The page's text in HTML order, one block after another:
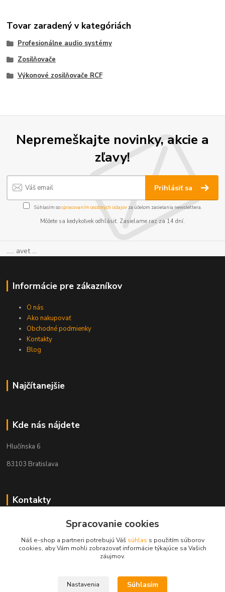
Tovar zaradený v kategóriách
Profesionálne audio systémy
Zosilňovače
Výkonové zosilňovače RCF
Nepremeškajte novinky, akcie a
zľavy!
Prihlásiť sa
Súhlasím sospracovaním osobných údajov za účelom zasielania newslettera.
Môžete sa kedykoľvek odhlásiť. Zasielame raz za 14 dní.
..... avet ...
Informácie pre zákazníkov
O nás
Ako nakupovať
Obchodné podmienky
Kontakty
Blog
Najčítanejšie
Kde nás nájdete
Hlučínska 6
83103 Bratislava
Kontakty
+421 908 678 479
info@audiovideoshop.sk
Spracovanie cookies
Náš e-shop a partneri potrebujú Váš súhlas s použitím súborov
cookies, aby Vám mohli zobrazovať informácie týkajúce sa Vašich
záujmov.
Nastavenia Súhlasím